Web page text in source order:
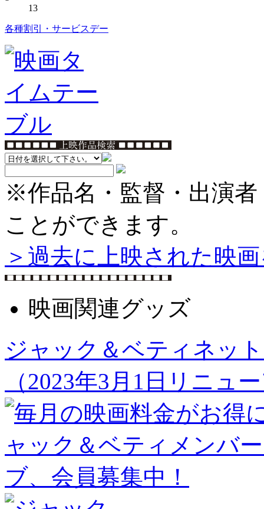
13
各種割引・サービスデー
※作品名・監督・出演
ことができます。
＞過去に上映された映
映画関連グッズ
ジャック＆ベティネッ
（2023年3月1日リニュ